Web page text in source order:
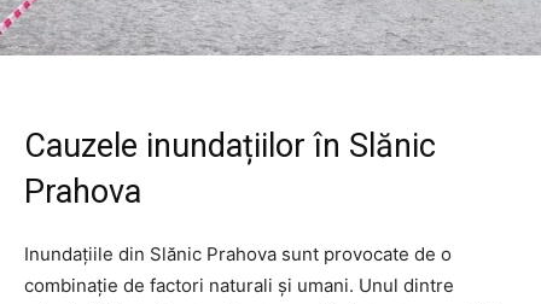
Cauzele inundațiilor în Slănic
Prahova
Inundațiile din Slănic Prahova sunt provocate de o
combinație de factori naturali și umani. Unul dintre